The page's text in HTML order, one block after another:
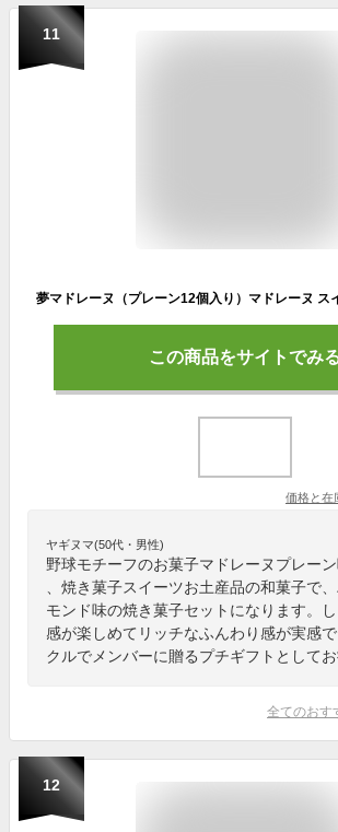
11
この商品をサイトでみ
価格と在
ヤギヌマ(50代・男性)
野球モチーフのお菓子マドレーヌプレー
、焼き菓子スイーツお土産品の和菓子で
モンド味の焼き菓子セットになります。
感が楽しめてリッチなふんわり感が実感
クルでメンバーに贈るプチギフトとしてお
全てのおす
12